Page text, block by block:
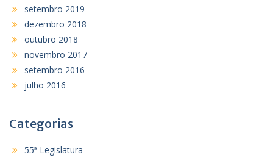
setembro 2019
dezembro 2018
outubro 2018
novembro 2017
setembro 2016
julho 2016
Categorias
55ª Legislatura